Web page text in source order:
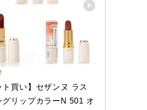
ト買い】セザンヌ ラス
グリップカラーN 501 オ